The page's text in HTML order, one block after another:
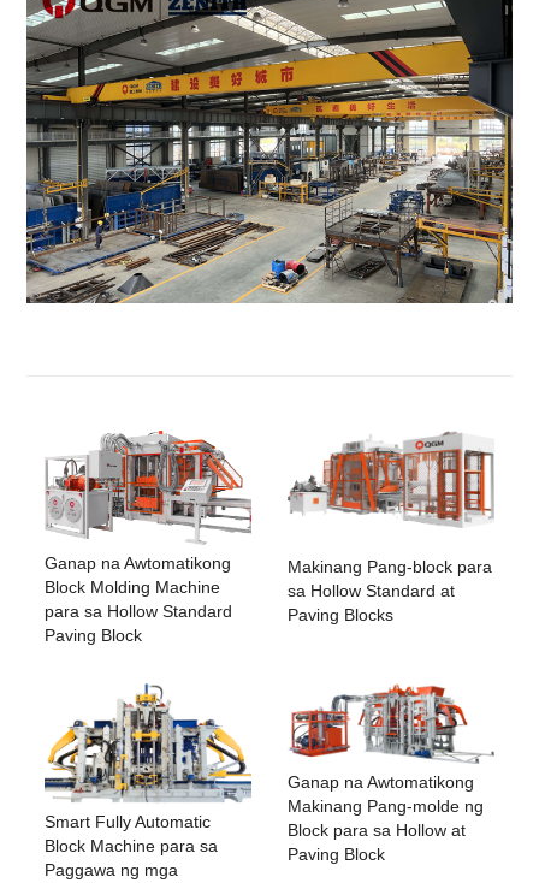
Ganap na Awtomatikong
Block Molding Machine
para sa Hollow Standard
Paving Block
Makinang Pang-block para
sa Hollow Standard at
Paving Blocks
Smart Fully Automatic
Block Machine para sa
Paggawa ng mga
Ganap na Awtomatikong
Makinang Pang-molde ng
Block para sa Hollow at
Paving Block